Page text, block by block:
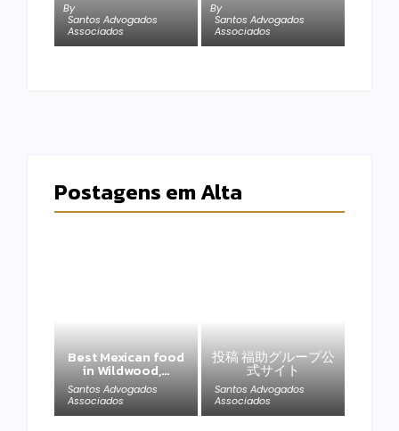
By
Santos Advogados
Associados
By
Santos Advogados
Associados
Postagens em Alta
Best Mexican food
in Wildwood,…
Santos Advogados
Associados
投稿 福助グループ公
式サイト
Santos Advogados
Associados